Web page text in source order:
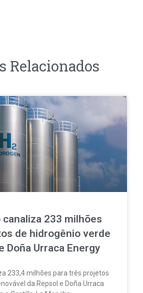
Relacionados
canaliza 233 milhões
de hidrogênio verde
Doña Urraca Energy
233,4 milhões para três projetos
da Repsol e Doña Urraca